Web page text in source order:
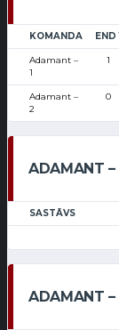
KOMANDA END 1
Adamant –
1
1
Adamant –
2
0
ADAMANT –
SASTĀVS
ADAMANT –